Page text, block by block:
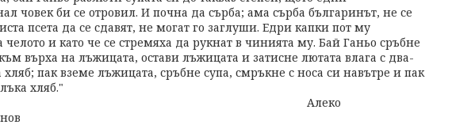
човек би се отровил. И почна да сърба; ама сърба българинът, не се
псета да се сдавят, не могат го заглуши. Едри капки пот му
и като че се стремяха да рукнат в чинията му. Бай Ганьо сръбне
върха на лъжицата, остави лъжицата и затисне лютата влага с два-
хляб; пак вземе лъжицата, сръбне супа, смръкне с носа си навътре и пак
хляб."